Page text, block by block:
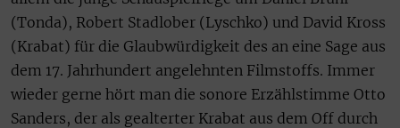
(Tonda), Robert Stadlober (Lyschko) und David Kross
(Krabat) für die Glaubwürdigkeit des an eine Sage aus
dem 17. Jahrhundert angelehnten Filmstoffs. Immer
wieder gerne hört man die sonore Erzählstimme Otto
Sanders, der als gealterter Krabat aus dem Off durch